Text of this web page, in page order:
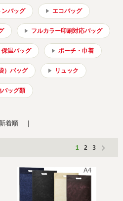
ンバッグ エコバッグ
フルカラー印刷対応バッグ
保温バッグ ポーチ・巾着
）バッグ リュック
バッグ類
新着順
1 2 3